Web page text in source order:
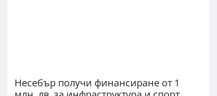
Несебър получи финансиране от 1